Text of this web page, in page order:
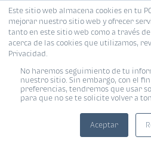
Este sitio web almacena cookies en tu
mejorar nuestro sitio web y ofrecer
tanto en este sitio web como a través
acerca de las cookies que utilizamos,
Privacidad.
No haremos seguimiento de tu
nuestro sitio. Sin embargo, con el
preferencias, tendremos que usar
para que no se te solicite volver a
Aceptar